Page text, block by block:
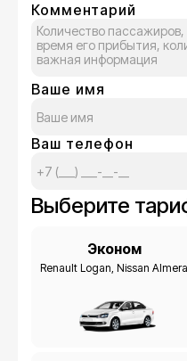
Комментарий
Ваше имя
Ваш телефон
Выберите
Эконом
Renault Logan, Nissan Almera